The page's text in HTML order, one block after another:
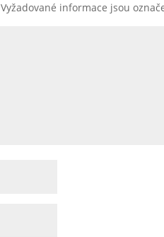
Vyžadované informace jsou